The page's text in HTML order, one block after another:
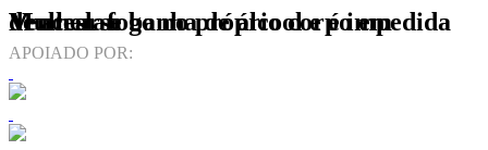
Mulher se banha de álcool e é impedida de atear fogo no próprio corpo em Venceslau
APOIADO POR: